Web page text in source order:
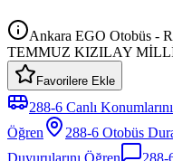
Ankara EGO Otobüs -
TEMMUZ KIZILAY
Favorilere Ekle
288-6 Canlı
Öğren
288-6 Otobüs
Duyurularını Öğren
288-